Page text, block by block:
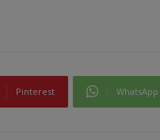
Pinterest WhatsApp